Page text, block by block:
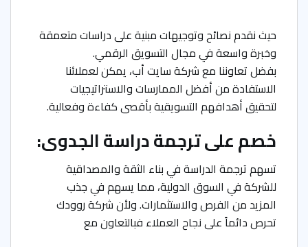
حيث نقدم نصائح وتوجيهات مبنية على دراسات متعمقة
وخبرة واسعة في مجال التسويق الرقمي.
بفضل تعاوننا مع شركة سايت أب، يمكن لعملائنا
الاستفادة من أفضل الممارسات والاستراتيجيات
لتحقيق أهدافهم التسويقية بأقصى كفاءة وفعالية.
خصم على ترجمة دراسة الجدوى:
تسهم ترجمة الدراسة في بناء الثقة والمصداقية
للشركة في السوق الدولية، مما يسهم في جذب
المزيد من الفرص والاستثمارات. ولأن شركةروودك
تحرص دائماً على نجاح العملاء فبالتعاون مع